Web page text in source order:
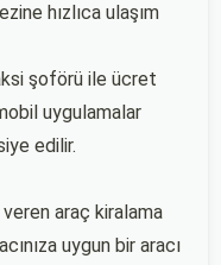
hızlıca ulaşım
şoförü ile ücret
uygulamalar
edilir.
araç kiralama
uygun bir aracı